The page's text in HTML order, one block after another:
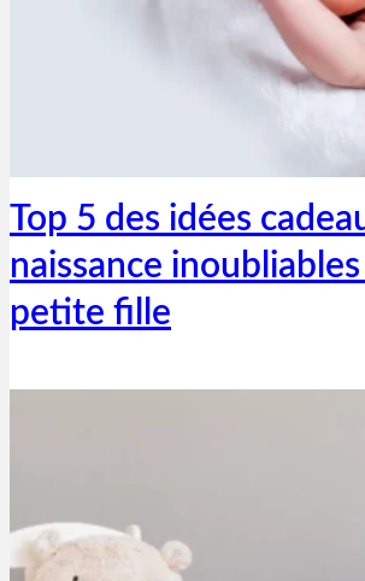
Top 5 des idées
naissance
petite fille